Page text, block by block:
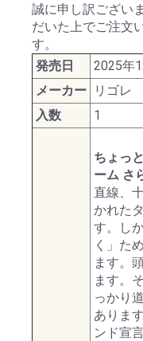
誠に申し訳ござい
だいた上でご注文
す。
発売日
2025年
メーカー
リゴレ
入数
1
ちょっ
ーム さ
直線、
かれた
す。し
く」た
ます。
ます。
っかり
ありま
ンド宣